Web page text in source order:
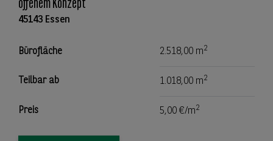
offenem Konzept
45143 Essen
Bürofläche 2.518,00 m2
Teilbar ab 1.018,00 m2
Preis 5,00 €/m2